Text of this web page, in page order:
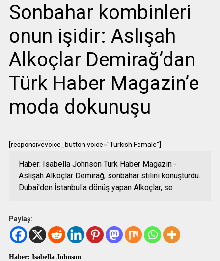
Sonbahar kombinleri
onun işidir: Aslışah
Alkoçlar Demirağ’dan
Türk Haber Magazin’e
moda dokunuşu
[responsivevoice_button voice="Turkish Female"]
Haber: Isabella Johnson Türk Haber Magazin -
Aslışah Alkoçlar Demirağ, sonbahar stilini konuşturdu.
Dubai'den İstanbul’a dönüş yapan Alkoçlar, se
Paylaş:
Haber: Isabella Johnson